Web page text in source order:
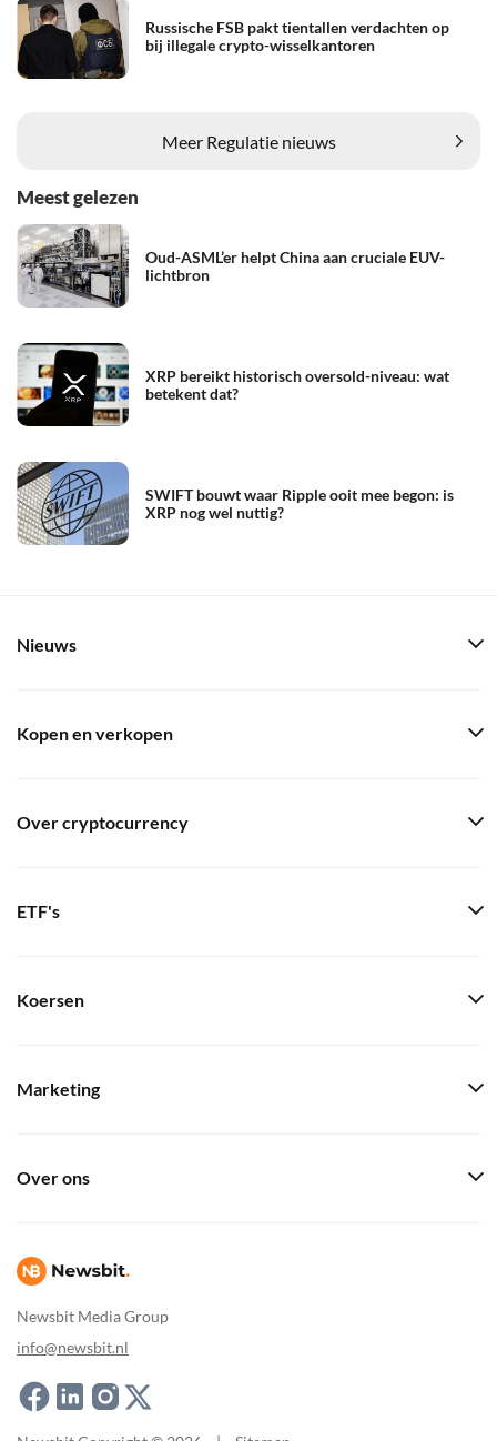
Russische FSB pakt tientallen verdachten op
bij illegale crypto-wisselkantoren
Meer Regulatie nieuws
Meest gelezen
Oud-ASML’er helpt China aan cruciale EUV-
lichtbron
XRP bereikt historisch oversold-niveau: wat
betekent dat?
SWIFT bouwt waar Ripple ooit mee begon: is
XRP nog wel nuttig?
Newsbit Media Group
info@newsbit.nl
Nieuws
Kopen en verkopen
Over cryptocurrency
ETF's
Koersen
Marketing
Over ons